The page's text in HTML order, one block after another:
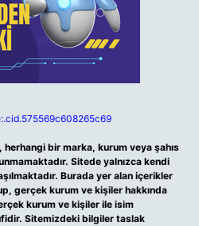
bir marka, kurum veya şahıs
Sitede yalnızca kendi
Burada yer alan içerikler
gerçek kurum ve kişiler hakkında
kurum ve kişiler ile isim
Sitemizdeki bilgiler taslak